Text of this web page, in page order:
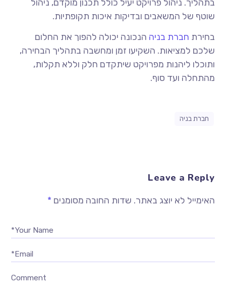
בתהליך. ניהול פרויקט יעיל כולל תכנון מוקדם, ניהול
שוטף של המשאבים ובדיקות איכות תקופתיות.
בחירת חברת בניה הנכונה יכולה להפוך את החלום
שלכם למציאות. השקיעו זמן ומחשבה בתהליך הבחירה,
ותוכלו ליהנות מפרויקט שיתקדם חלק וללא תקלות,
מהתחלה ועד סוף.
חברת בניה
Leave a Reply
האימייל לא יוצג באתר. שדות החובה מסומנים *
Your Name*
Email*
Comment